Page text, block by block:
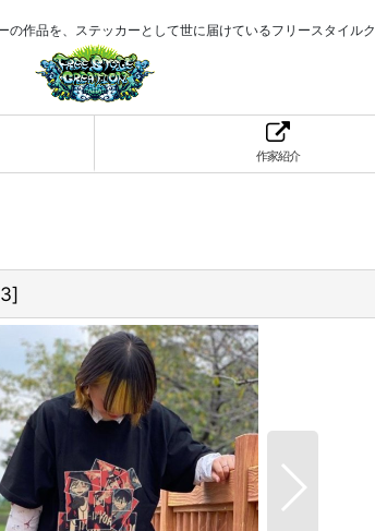
の作品を、ステッカーとして世に届けているフリースタイル
作家紹介
]